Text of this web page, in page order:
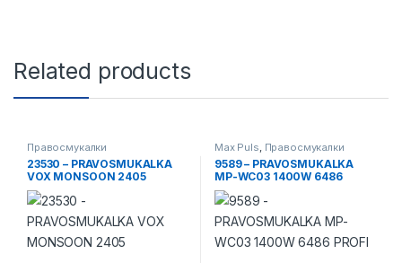
Related products
Правосмукалки
23530 – PRAVOSMUKALKA
VOX MONSOON 2405
Max Puls, Правосмукалки
9589 – PRAVOSMUKALKA
MP-WC03 1400W 6486
PROFI